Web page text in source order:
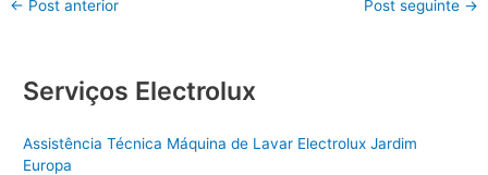
← Post anterior Post seguinte →
Serviços Electrolux
Assistência Técnica Máquina de Lavar Electrolux Jardim
Europa